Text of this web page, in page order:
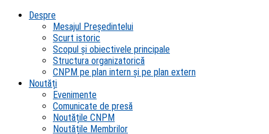
Despre
Mesajul Președintelui
Scurt istoric
Scopul şi obiectivele principale
Structura organizatorică
CNPM pe plan intern şi pe plan extern
Noutăți
Evenimente
Comunicate de presă
Noutățile CNPM
Noutățile Membrilor